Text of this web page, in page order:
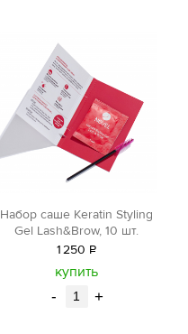
Набор саше Keratin Styling
Gel Lash&Brow, 10 шт.
1250 Р
уб.
купить
- +